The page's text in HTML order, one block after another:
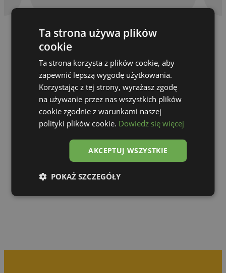
Go to gallery
Ta strona używa plików
cookie
Ta strona korzysta z plików cookie, aby
zapewnić lepszą wygodę użytkowania.
Korzystając z tej strony, wyrażasz zgodę
na używanie przez nas wszystkich plików
cookie zgodnie z warunkami naszej
polityki plików cookie. Dowiedz się więcej
AKCEPTUJ WSZYSTKIE
POKAŻ SZCZEGÓŁY